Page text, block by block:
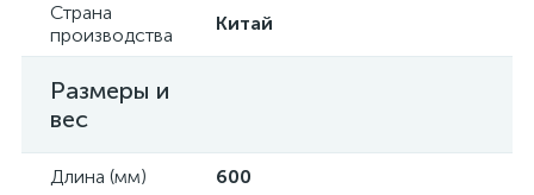
Страна
производства
Китай
Размеры и
вес
Длина (мм)
600